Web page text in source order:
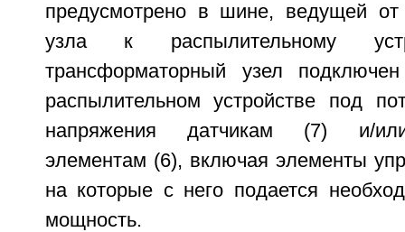
предусмотрено в шине, ведущей от
узла к распылительному
трансформаторный узел
распылительном устройстве под
напряжения датчикам (7) и/
элементам (6), включая элементы
на которые с него подается
мощность.